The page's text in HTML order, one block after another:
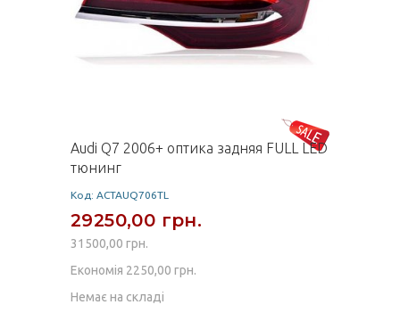
Audi Q7 2006+ оптика задняя FULL LED
тюнинг
Код: ACTAUQ706TL
29250,00 грн.
31500,00 грн.
Економія 2250,00 грн.
Немає на складі